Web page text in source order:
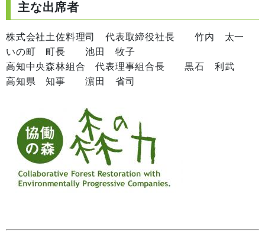
主な出席者
株式会社土佐料理司 代表取締役社長 竹内 太一
いの町 町長 池田 牧子
高知中央森林組合 代表理事組合長 黒石 利武
高知県 知事 濵田 省司